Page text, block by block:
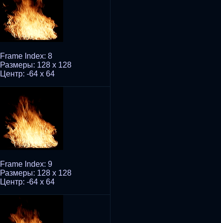
Frame Index: 8
Размеры: 128 x 128
Центр: -64 x 64
Frame Index: 9
Размеры: 128 x 128
Центр: -64 x 64